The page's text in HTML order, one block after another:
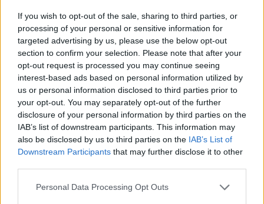
If you wish to opt-out of the sale, sharing to third parties, or
processing of your personal or sensitive information for
targeted advertising by us, please use the below opt-out
section to confirm your selection. Please note that after your
opt-out request is processed you may continue seeing
interest-based ads based on personal information utilized by
us or personal information disclosed to third parties prior to
your opt-out. You may separately opt-out of the further
disclosure of your personal information by third parties on the
IAB’s list of downstream participants. This information may
also be disclosed by us to third parties on the IAB’s List of
Downstream Participants that may further disclose it to other
Please note that this website/app uses one or more Google
Personal Data Processing Opt Outs
ΠΡΟΣΩΠΙΚΟΤΗΤΕΣ
ζωής να διασώσει την ιστορία και τη λαογραφία